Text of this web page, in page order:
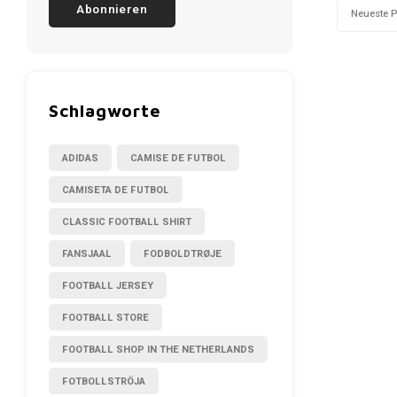
Abonnieren
Schlagworte
ADIDAS CAMISE DE FUTBOL
CAMISETA DE FUTBOL
CLASSIC FOOTBALL SHIRT
FANSJAAL FODBOLDTRØJE
FOOTBALL JERSEY
FOOTBALL STORE
FOOTBALL SHOP IN THE NETHERLANDS
FOTBOLLSTRÖJA
Neueste